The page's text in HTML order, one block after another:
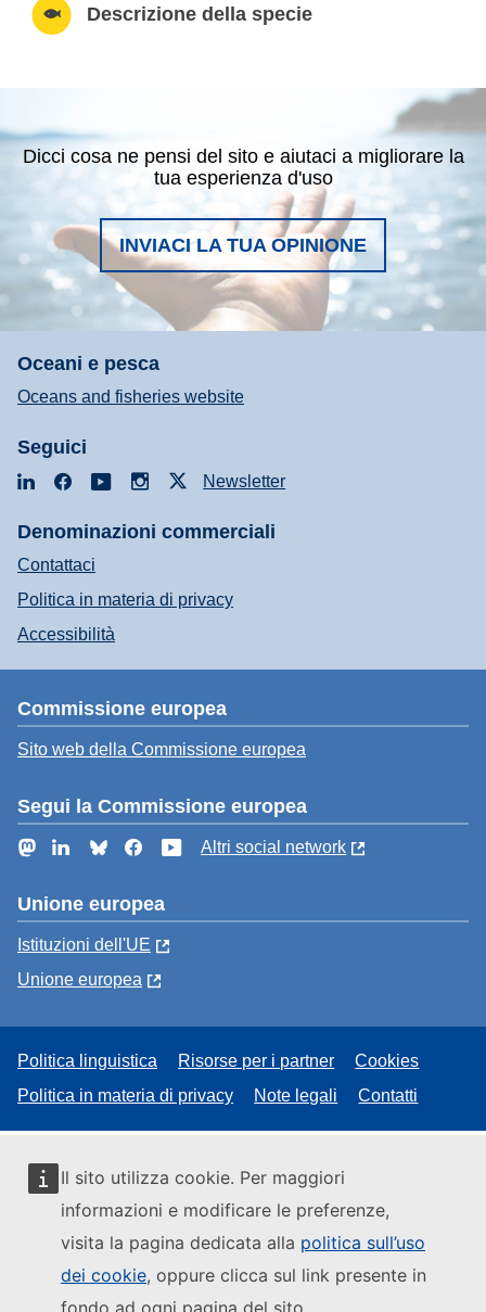
Il sito utilizza cookie. Per maggiori
informazioni e modificare le preferenze,
visita la pagina dedicata alla politica sull’uso
dei cookie, oppure clicca sul link presente in
fondo ad ogni pagina del sito.
Descrizione della specie
Dicci cosa ne pensi del sito e aiutaci a migliorare la
tua esperienza d'uso
INVIACI LA TUA OPINIONE
Oceani e pesca
Oceans and fisheries website
Seguici
LinkedInFacebookYouTubeInstagramNewsletter
Denominazioni commerciali
Contattaci
Politica in materia di privacy
Accessibilità
Commissione europea
Sito web della Commissione europea
Segui la Commissione europea
MastodonLinkedInBlueskyFacebookYouTube
Altri social network
Unione europea
Istituzioni dell'UE
Unione europea
Politica linguistica Risorse per i partner
Cookies
Politica in materia di privacy
Note legali Contatti